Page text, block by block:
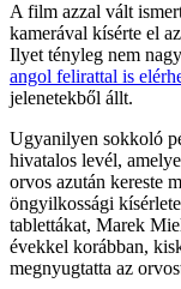
A film azzal vált
kamerával kísérte el
Ilyet tényleg nem
angol felirattal is
jelenetekből állt.
Ugyanilyen sokkoló
hivatalos levél,
orvos azután kereste
öngyilkossági
tablettákat, Marek
évekkel korábban,
megnyugtatta az